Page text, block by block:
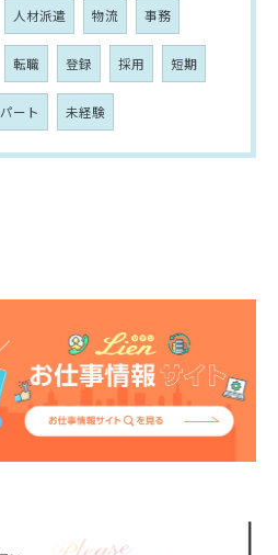
人材派遣 物流 事務
転職 登録 採用 短期
パート 未経験